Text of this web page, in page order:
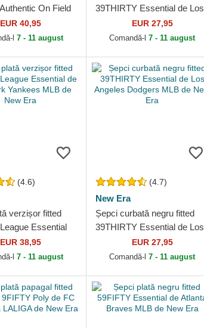
On Field
Padres MLB
EUR 40,95
l7 - 11 august
39THIRTY Essential de Los
Angeles Dodgers MLB de
New Era
EUR 27,95
Comandă-l7 - 11 august
(4.6)
verzișor fitted
Essential
Yankees MLB
EUR 38,95
l7 - 11 august
(4.7)
New Era
Șepci curbată negru fitted
39THIRTY Essential de Los
Angeles Dodgers MLB de
New Era
EUR 27,95
Comandă-l7 - 11 august